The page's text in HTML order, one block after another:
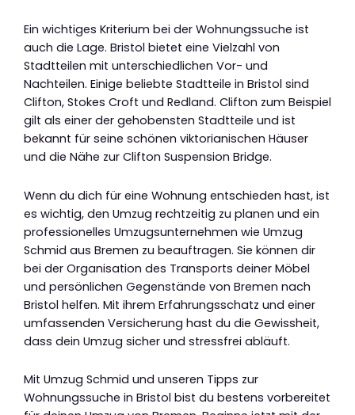
Ein wichtiges Kriterium bei der Wohnungssuche ist
auch die Lage. Bristol bietet eine Vielzahl von
Stadtteilen mit unterschiedlichen Vor- und
Nachteilen. Einige beliebte Stadtteile in Bristol sind
Clifton, Stokes Croft und Redland. Clifton zum Beispiel
gilt als einer der gehobensten Stadtteile und ist
bekannt für seine schönen viktorianischen Häuser
und die Nähe zur Clifton Suspension Bridge.
Wenn du dich für eine Wohnung entschieden hast, ist
es wichtig, den Umzug rechtzeitig zu planen und ein
professionelles Umzugsunternehmen wie Umzug
Schmid aus Bremen zu beauftragen. Sie können dir
bei der Organisation des Transports deiner Möbel
und persönlichen Gegenstände von Bremen nach
Bristol helfen. Mit ihrem Erfahrungsschatz und einer
umfassenden Versicherung hast du die Gewissheit,
dass dein Umzug sicher und stressfrei abläuft.
Mit Umzug Schmid und unseren Tipps zur
Wohnungssuche in Bristol bist du bestens vorbereitet